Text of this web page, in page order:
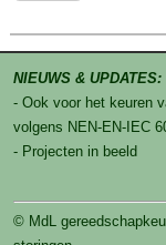
NIEUWS & UPDATES:
- Ook voor het keuren
volgens NEN-EN-IEC
- Projecten in beeld
© MdL